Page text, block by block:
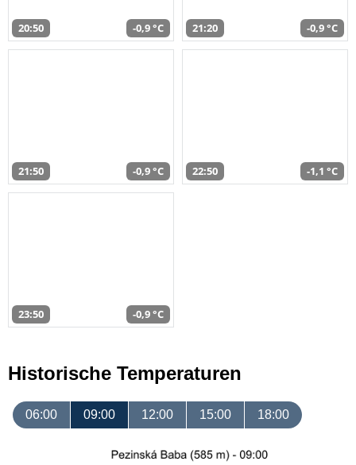
20:50 -0,9 °C 21:20 -0,9 °C
21:50 -0,9 °C 22:50 -1,1 °C
23:50 -0,9 °C
Historische Temperaturen
06:00 09:00 12:00 15:00 18:00